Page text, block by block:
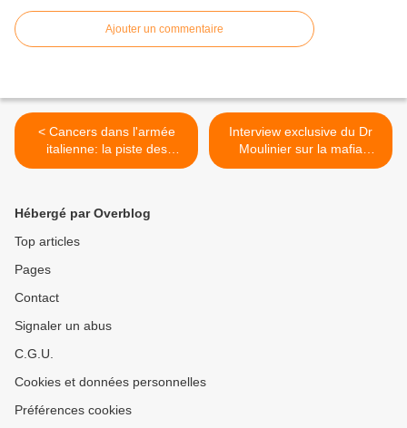
Ajouter un commentaire
< Cancers dans l'armée
italienne: la piste des
vaccins
Interview exclusive du Dr
Moulinier sur la mafia
médicale >
Hébergé par Overblog
Top articles
Pages
Contact
Signaler un abus
C.G.U.
Cookies et données personnelles
Préférences cookies